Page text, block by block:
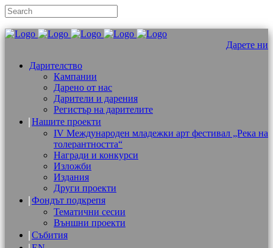
Дарете ни
Дарителство
Кампании
Дарено от нас
Дарители и дарения
Регистър на дарителите
Нашите проекти
IV Международен младежки арт фестивал „Река на
толерантността“
Награди и конкурси
Изложби
Издания
Други проекти
Фондът подкрепя
Тематични сесии
Външни проекти
Събития